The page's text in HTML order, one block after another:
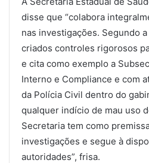
disse que “colabora
nas investigações. Segundo a
criados controles rigorosos
e cita como exemplo a
Interno e Compliance e com
da Polícia Civil dentro do
qualquer indício de mau uso
Secretaria tem como
investigações e segue à
autoridades”, frisa.